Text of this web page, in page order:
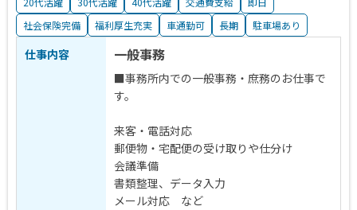
社会保険完備
福利厚生充実 車通勤可 長期 駐車場あり
仕事内容 一般事務
■事務所内での一般事務・庶務のお仕事で
す。
来客・電話対応
郵便物・宅配便の受け取りや仕分け
会議準備
書類整理、データ入力
メール対応 など